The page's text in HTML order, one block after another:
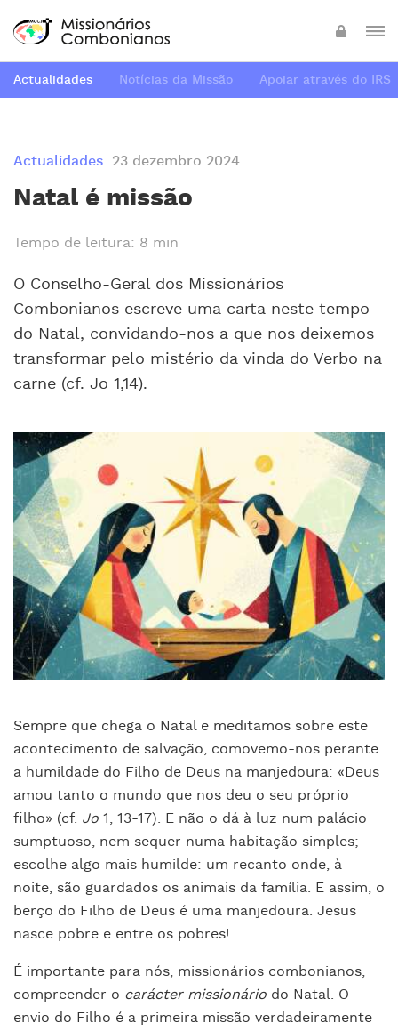
Actualidades Notícias da Missão Apoiar através do IRS
Actualidades 23 dezembro 2024
Natal é missão
Tempo de leitura: 8 min
O Conselho-Geral dos Missionários
Combonianos escreve uma carta neste tempo
do Natal, convidando-nos a que nos deixemos
transformar pelo mistério da vinda do Verbo na
carne (cf. Jo 1,14).
Sempre que chega o Natal e meditamos sobre este
acontecimento de salvação, comovemo-nos perante
a humildade do Filho de Deus na manjedoura: «Deus
amou tanto o mundo que nos deu o seu próprio
filho» (cf. Jo 1, 13-17). E não o dá à luz num palácio
sumptuoso, nem sequer numa habitação simples;
escolhe algo mais humilde: um recanto onde, à
noite, são guardados os animais da família. E assim, o
berço do Filho de Deus é uma manjedoura. Jesus
nasce pobre e entre os pobres!
É importante para nós, missionários combonianos,
compreender o carácter missionário do Natal. O
envio do Filho é a primeira missão verdadeiramente